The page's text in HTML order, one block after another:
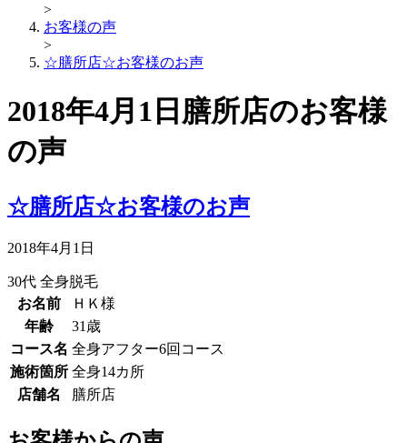
>
お客様の声
>
☆膳所店☆お客様のお声
2018年4月1日膳所店のお客様
の声
☆膳所店☆お客様のお声
2018年4月1日
30代 全身脱毛
お名前
ＨＫ様
年齢
31歳
コース名 全身アフター6回コース
施術箇所 全身14カ所
店舗名
膳所店